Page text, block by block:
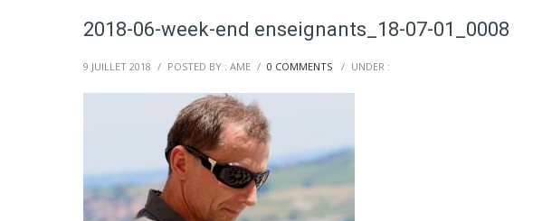
2018-06-week-end enseignants_18-07-01_0008
9 JUILLET 2018 / POSTED BY : AME / 0 COMMENTS / UNDER :